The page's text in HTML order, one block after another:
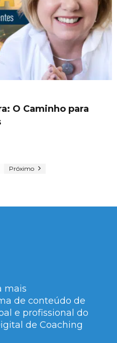
O Caminho para
Próximo
mais
de conteúdo de
e profissional do
de Coaching